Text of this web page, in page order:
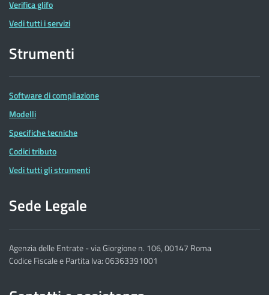
Verifica glifo
Vedi tutti i servizi
Strumenti
Software di compilazione
Modelli
Specifiche tecniche
Codici tributo
Vedi tutti gli strumenti
Sede Legale
Agenzia delle Entrate - via Giorgione n. 106, 00147 Roma
Codice Fiscale e Partita Iva: 06363391001